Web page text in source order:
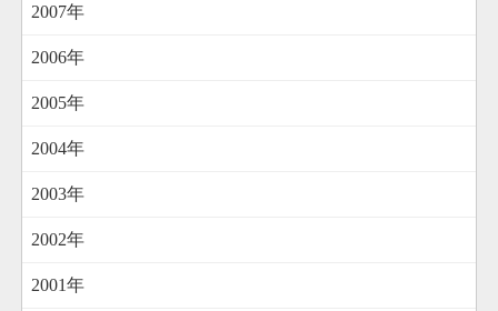
2007年
2006年
2005年
2004年
2003年
2002年
2001年